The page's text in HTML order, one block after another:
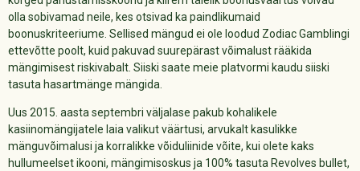
olla sobivamad neile, kes otsivad ka paindlikumaid
boonuskriteeriume. Sellised mängud ei ole loodud Zodiac Gamblingi
ettevõtte poolt, kuid pakuvad suurepärast võimalust rääkida
mängimisest riskivabalt. Siiski saate meie platvormi kaudu siiski
tasuta hasartmänge mängida.
Uus 2015. aasta septembri väljalase pakub kohalikele
kasiinomängijatele laia valikut väärtusi, arvukalt kasulikke
mänguvõimalusi ja korralikke võiduliinide võite, kui olete kaks
hullumeelset ikooni, mängimisoskus ja 100% tasuta Revolves bullet,